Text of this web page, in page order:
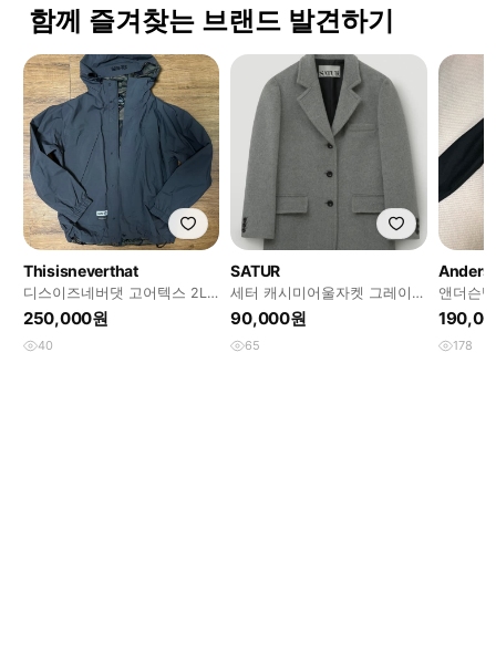
함께 즐겨찾는 브랜드 발견하기
Thisisneverthat
디스이즈네버댓 고어텍스 2L
리버시블 자켓 브라운(S)
250,000원
40
SATUR
세터 캐시미어울자켓 그레이
판매해요
90,000원
65
앤더슨
178